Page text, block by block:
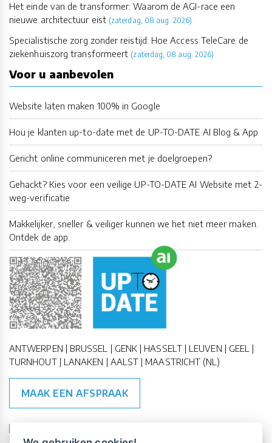
Het einde van de transformer: Waarom de AGI-race een
nieuwe architectuur eist (zaterdag, 08 aug. 2026)
Specialistische zorg zonder reistijd: Hoe Access TeleCare de
ziekenhuiszorg transformeert (zaterdag, 08 aug. 2026)
Voor u aanbevolen
Website laten maken 100% in Google
Hou je klanten up-to-date met de UP-TO-DATE AI Blog & App
Gericht online communiceren met je doelgroepen?
Gehackt? Kies voor een veilige UP-TO-DATE AI Website met 2-
weg-verificatie
Makkelijker, sneller & veiliger kunnen we het niet meer maken.
Ontdek de app.
ANTWERPEN | BRUSSEL | GENK | HASSELT | LEUVEN | GEEL |
TURNHOUT | LANAKEN | AALST | MAASTRICHT (NL)
MAAK EEN AFSPRAAK
🇪🇺 🇧🇪